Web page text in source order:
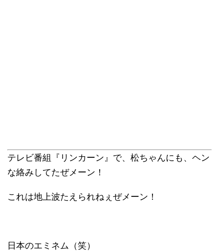
テレビ番組『リンカーン』で、松ちゃんにも、ヘン
な絡みしてたぜメーン！
これは地上波たえられねぇぜメーン！
日本のエミネム（笑）